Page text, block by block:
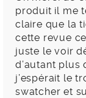
produit il me
claire que la
cette revue
juste le voir
d’autant plus
j’espérait le
swatcher et